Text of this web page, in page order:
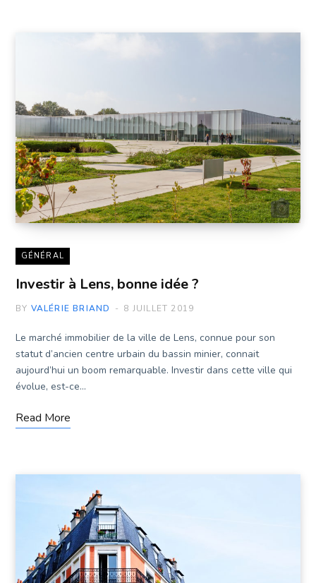
GÉNÉRAL
Investir à Lens, bonne idée ?
BY VALÉRIE BRIAND 8 JUILLET 2019
Le marché immobilier de la ville de Lens, connue pour son
statut d’ancien centre urbain du bassin minier, connait
aujourd’hui un boom remarquable. Investir dans cette ville qui
évolue, est-ce…
Read More